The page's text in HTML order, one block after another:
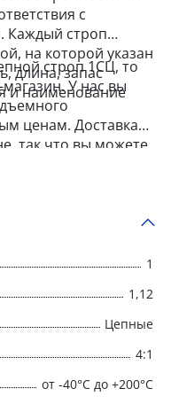
с
Каждый строп
на которой указан
длина, запас
и наименование
строп 1СЦ, то
У нас вы
ценам. Доставка
так что вы можете
1
1,12
Цепные
4:1
от -40°C до +200°C